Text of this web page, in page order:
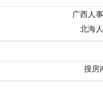
广西人
北海
搜房